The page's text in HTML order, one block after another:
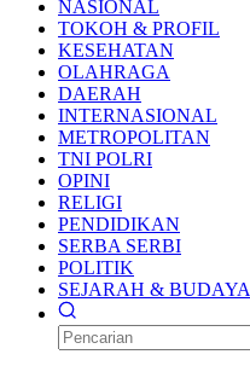
NASIONAL
TOKOH & PROFIL
KESEHATAN
OLAHRAGA
DAERAH
INTERNASIONAL
METROPOLITAN
TNI POLRI
OPINI
RELIGI
PENDIDIKAN
SERBA SERBI
POLITIK
SEJARAH & BUDAYA